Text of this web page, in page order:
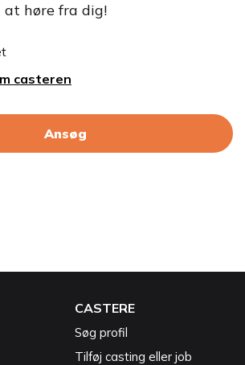
høre fra dig!
casteren
Ansøg
CASTERE
Søg profil
Tilføj casting eller job